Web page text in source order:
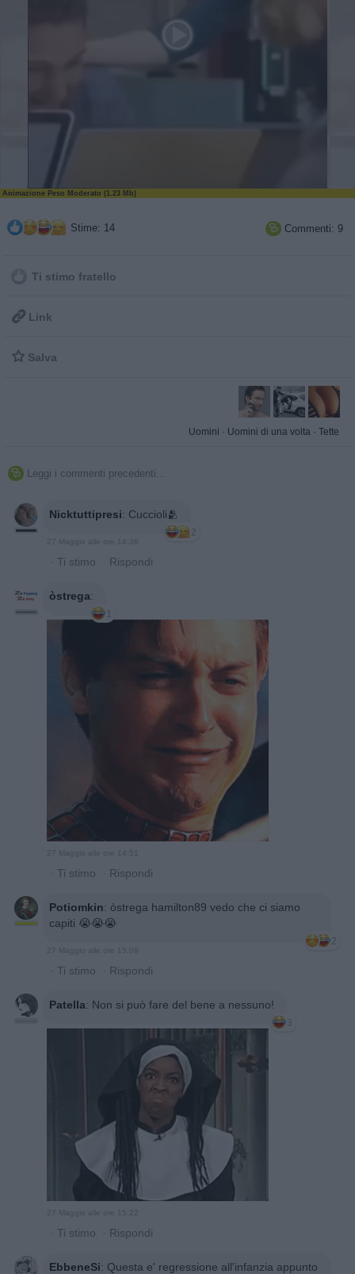
Animazione Peso Moderato (1.23 Mb)
Stime: 14  Commenti: 9
Ti stimo fratello
 Link
 Salva
Uomini · Uomini di una volta · Tette
 Leggi i commenti precedenti...
Nicktuttipresi: Cuccioli🫂
2
27 Maggio alle ore 14:36
· Ti stimo · Rispondi
òstrega:
1
27 Maggio alle ore 14:51
· Ti stimo · Rispondi
Potiomkin: òstrega hamilton89 vedo che ci siamo
capiti 😭😭😭
2
27 Maggio alle ore 15:09
· Ti stimo · Rispondi
Patella: Non si può fare del bene a nessuno!
3
27 Maggio alle ore 15:22
· Ti stimo · Rispondi
EbbeneSi: Questa e' regressione all'infanzia appunto